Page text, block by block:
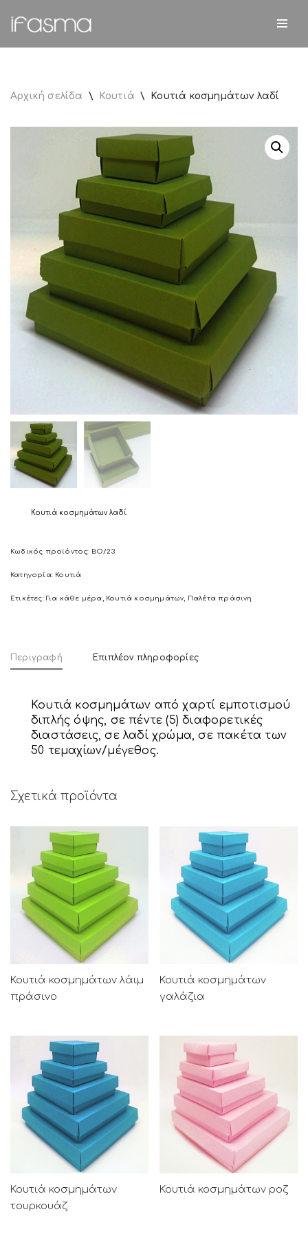
Μεταπηδήστε
στο
Αρχική σελίδα \ Κουτιά \ Κουτιά κοσμημάτων λαδί
Κουτιά κοσμημάτων λαδί
Κωδικός προϊόντος: BO/23
Κατηγορία: Κουτιά
Ετικέτες:Για κάθε μέρα Κουτιά κοσμημάτων Παλέτα πράσινη
Περιγραφή Επιπλέον πληροφορίες
Κουτιά κοσμημάτων από χαρτί εμποτισμού
διπλής όψης, σε πέντε (5) διαφορετικές
διαστάσεις, σε λαδί χρώμα, σε πακέτα των
50 τεμαχίων/μέγεθος.
Σχετικά προϊόντα
Κουτιά κοσμημάτων λάιμ
πράσινο
Κουτιά κοσμημάτων
γαλάζια
Κουτιά κοσμημάτων
τουρκουάζ
Κουτιά κοσμημάτων ροζ